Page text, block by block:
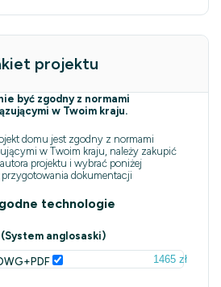
projektu
być zgodny z normami
w Twoim kraju.
domu jest zgodny z normami
w Twoim kraju, należy zakupić
projektu i wybrać poniżej
dokumentacji
technologie
anglosaski)
1465 zł